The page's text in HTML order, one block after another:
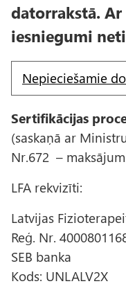
datorrakstā.
iesniegumi
Nepieciešamie
Sertifikācijas
(saskaņā ar
Nr.672 –
LFA rekvizīti:
Latvijas
Reģ. Nr.
SEB banka
Kods: UNLALV2X